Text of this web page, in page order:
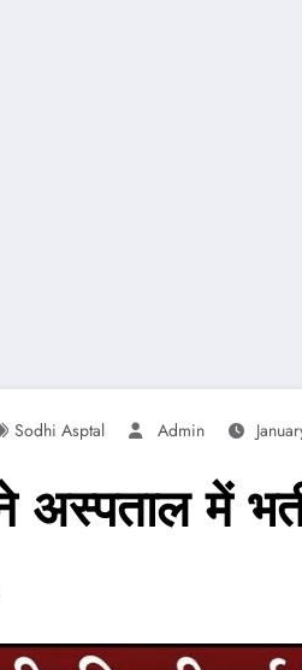
Sodhi Asptal Admin
अस्पताल में